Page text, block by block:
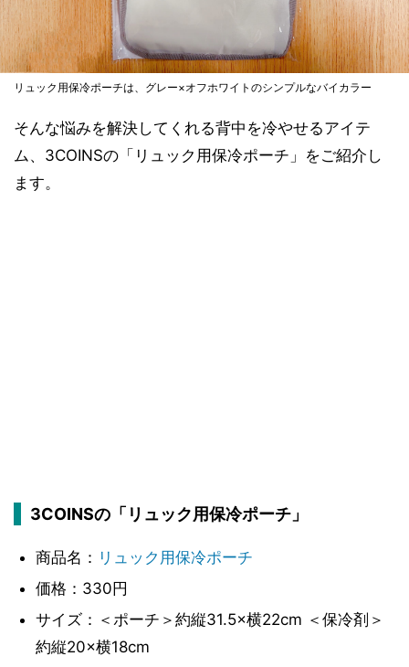
リュック用保冷ポーチは、グレー×オフホワイトのシンプルなバイカラー
そんな悩みを解決してくれる背中を冷やせるアイテ
ム、3COINSの「リュック用保冷ポーチ」をご紹介し
ます。
3COINSの「リュック用保冷ポーチ」
商品名： リュック用保冷ポーチ
価格：330円
サイズ：＜ポーチ＞約縦31.5×横22cm ＜保冷剤＞
約縦20×横18cm